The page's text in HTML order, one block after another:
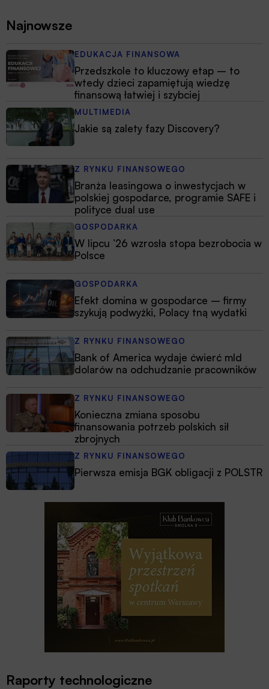
Najnowsze
EDUKACJA FINANSOWA
Przedszkole to kluczowy etap – to
wtedy dzieci zapamiętują wiedzę
finansową łatwiej i szybciej
MULTIMEDIA
Jakie są zalety fazy Discovery?
Z RYNKU FINANSOWEGO
Branża leasingowa o inwestycjach w
polskiej gospodarce, programie SAFE i
polityce dual use
GOSPODARKA
W lipcu ’26 wzrosła stopa bezrobocia w
Polsce
GOSPODARKA
Efekt domina w gospodarce – firmy
szykują podwyżki, Polacy tną wydatki
Z RYNKU FINANSOWEGO
Bank of America wydaje ćwierć mld
dolarów na odchudzanie pracowników
Z RYNKU FINANSOWEGO
Konieczna zmiana sposobu
finansowania potrzeb polskich sił
zbrojnych
Z RYNKU FINANSOWEGO
Pierwsza emisja BGK obligacji z POLSTR
Raporty technologiczne